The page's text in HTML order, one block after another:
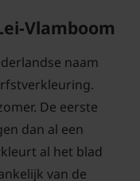
Vlamboom
naam
De eerste
dan al een
al het blad
van de